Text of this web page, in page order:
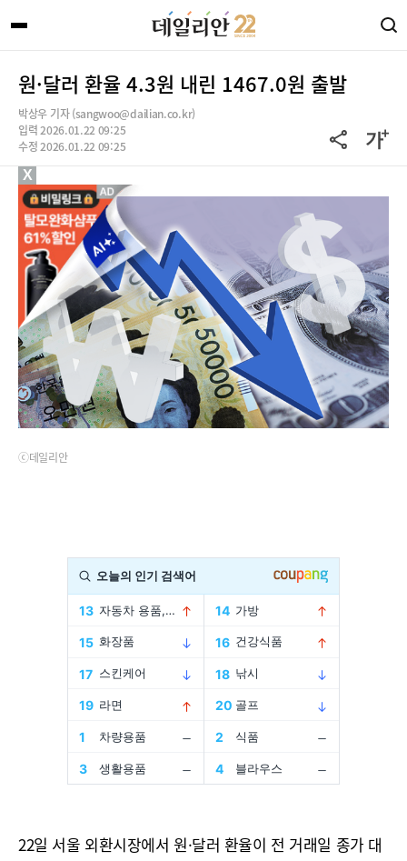
원·달러 환율 4.3원 내린 1467.0원 출발
박상우 기자 (sangwoo@dailian.co.kr)
입력 2026.01.22 09:25
수정 2026.01.22 09:25
ⓒ데일리안
22일 서울 외환시장에서 원·달러 환율이 전 거래일 종가 대
X